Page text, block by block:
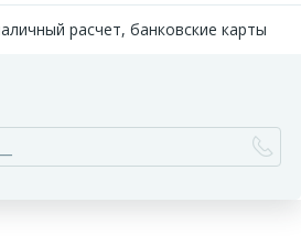
расчет, банковские карты